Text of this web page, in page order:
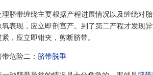
带缠绕主要根据产程进展情况以及缠绕对胎
氧表现，应立即剖宫产。到了第二产程才发现
，应立即钳夹，剪断脐带。
险二： 脐带脱垂